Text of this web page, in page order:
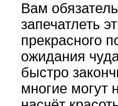
Вам
запечатлеть
прекрасного
ожидания
быстро
многие могут